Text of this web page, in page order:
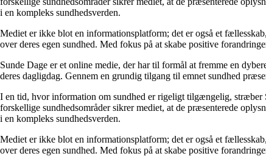
i en kompleks sundhedsverden.
Mediet er ikke blot en informationsplatform; det er også et
over deres egen sundhed. Med fokus på at skabe positive
Sunde Dage er et online medie, der har til formål at fremme en
deres dagligdag. Gennem en grundig tilgang til emnet sundhed
I en tid, hvor information om sundhed er rigeligt tilgængelig, stræber
forskellige sundhedsområder sikrer mediet, at de præsenterede
i en kompleks sundhedsverden.
Mediet er ikke blot en informationsplatform; det er også et
over deres egen sundhed. Med fokus på at skabe positive